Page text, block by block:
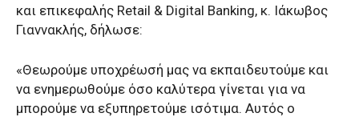
και επικεφαλής Retail & Digital Banking, κ. Ιάκωβος
Γιαννακλής, δήλωσε:
«Θεωρούμε υποχρέωσή μας να εκπαιδευτούμε και
να ενημερωθούμε όσο καλύτερα γίνεται για να
μπορούμε να εξυπηρετούμε ισότιμα. Αυτός ο